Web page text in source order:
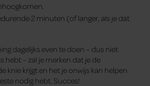
2 minuten (of langer, als je dat
dagelijks even te doen – dus niet
hebt – zal je merken dat je de
knie krijgt en het je onwijs kan helpen
nodig hebt. Succes!